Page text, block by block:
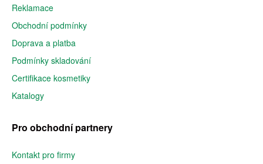
Reklamace
Obchodní podmínky
Doprava a platba
Podmínky skladování
Certifikace kosmetiky
Katalogy
Pro obchodní partnery
Kontakt pro firmy